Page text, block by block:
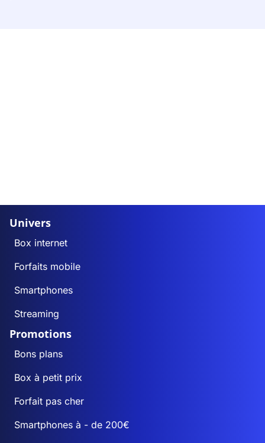
Univers
Box internet
Forfaits mobile
Smartphones
Streaming
Promotions
Bons plans
Box à petit prix
Forfait pas cher
Smartphones à - de 200€